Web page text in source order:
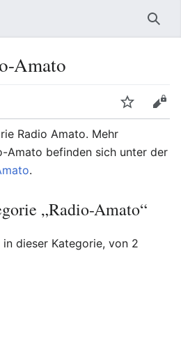
Amato
Beobachten
Bearbeiten
Radio Amato. Mehr
Amato befinden sich unter der
.
„Radio-Amato“
dieser Kategorie, von 2